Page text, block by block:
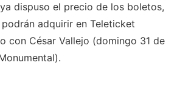
dispuso el precio de los boletos,
adquirir en Teleticket
con César Vallejo (domingo 31 de